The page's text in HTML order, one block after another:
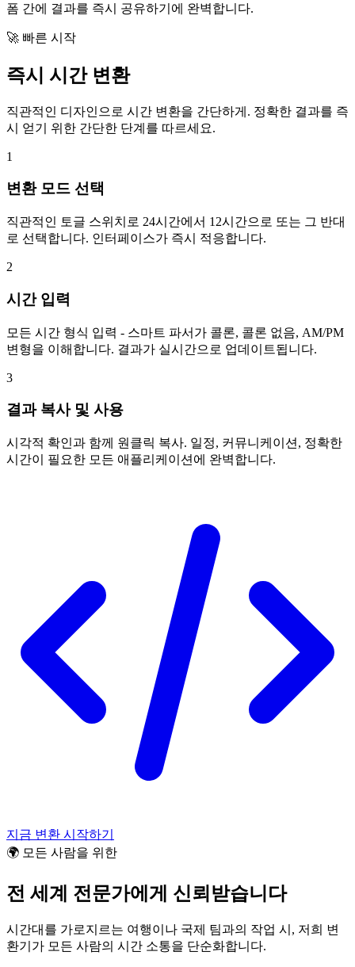
폼 간에 결과를 즉시 공유하기에 완벽합니다.
🚀 빠른 시작
즉시 시간 변환
직관적인 디자인으로 시간 변환을 간단하게. 정확한 결과를 즉
시 얻기 위한 간단한 단계를 따르세요.
1
변환 모드 선택
직관적인 토글 스위치로 24시간에서 12시간으로 또는 그 반대
로 선택합니다. 인터페이스가 즉시 적응합니다.
2
시간 입력
모든 시간 형식 입력 - 스마트 파서가 콜론, 콜론 없음, AM/PM
변형을 이해합니다. 결과가 실시간으로 업데이트됩니다.
3
결과 복사 및 사용
시각적 확인과 함께 원클릭 복사. 일정, 커뮤니케이션, 정확한
시간이 필요한 모든 애플리케이션에 완벽합니다.
지금 변환 시작하기
🌍 모든 사람을 위한
전 세계 전문가에게 신뢰받습니다
시간대를 가로지르는 여행이나 국제 팀과의 작업 시, 저희 변
환기가 모든 사람의 시간 소통을 단순화합니다.